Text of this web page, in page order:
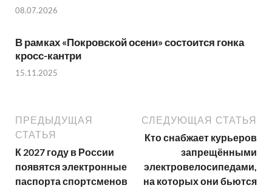
08.07.2026
В рамках «Покровской осени» состоится гонка
кросс-кантри
15.11.2025
ПРЕДЫДУЩАЯ
СТАТЬЯ
К 2027 году в России
появятся электронные
паспорта спортсменов
СЛЕДУЮЩАЯ СТАТЬЯ
Кто снабжает курьеров
запрещёнными
электровелосипедами,
на которых они бьются